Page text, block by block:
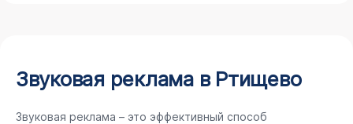
Звуковая реклама в Ртищево
Звуковая реклама – это эффективный способ